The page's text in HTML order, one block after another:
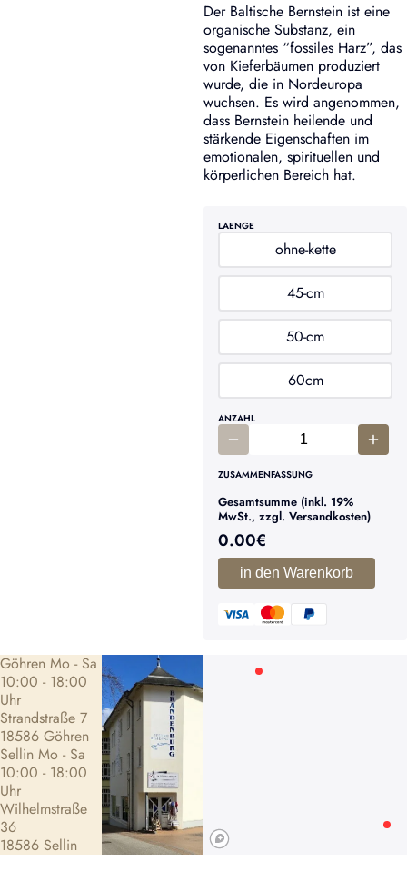
Der Baltische Bernstein ist eine
organische Substanz, ein
sogenanntes “fossiles Harz”, das
von Kieferbäumen produziert
wurde, die in Nordeuropa
wuchsen. Es wird angenommen,
dass Bernstein heilende und
stärkende Eigenschaften im
emotionalen, spirituellen und
körperlichen Bereich hat.
LAENGE
ohne-kette
45-cm
50-cm
60cm
ANZAHL
ZUSAMMENFASSUNG
Gesamtsumme (inkl. 19%
MwSt., zzgl. Versandkosten)
0.00€
in den Warenkorb
Göhren Mo - Sa
10:00 - 18:00
Uhr
Strandstraße 7
18586 Göhren
Sellin Mo - Sa
10:00 - 18:00
Uhr
Wilhelmstraße
36
18586 Sellin